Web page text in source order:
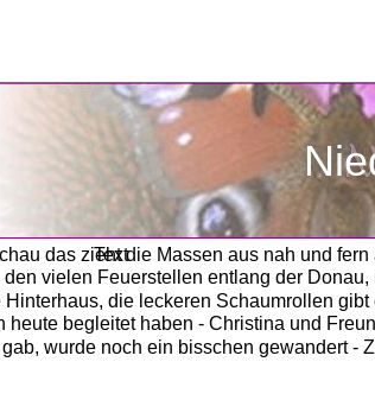
Text
das zieht die Massen aus nah und fern
vielen Feuerstellen entlang der
die leckeren Schaumrollen
heute begleitet haben - Christina und
wurde noch ein bisschen gewandert -